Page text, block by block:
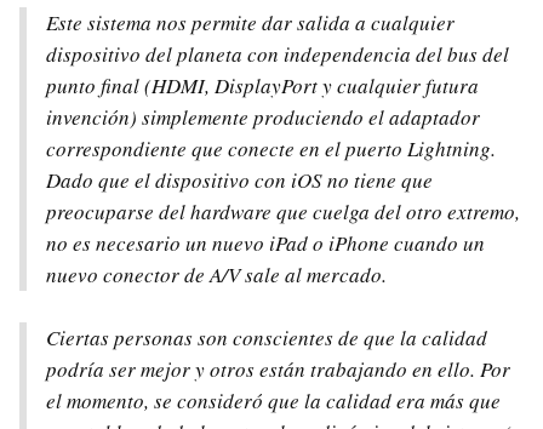
Este sistema nos permite dar salida a cualquier
dispositivo del planeta con independencia del bus del
punto final (HDMI, DisplayPort y cualquier futura
invención) simplemente produciendo el adaptador
correspondiente que conecte en el puerto Lightning.
Dado que el dispositivo con iOS no tiene que
preocuparse del hardware que cuelga del otro extremo,
no es necesario un nuevo iPad o iPhone cuando un
nuevo conector de A/V sale al mercado.
Ciertas personas son conscientes de que la calidad
podría ser mejor y otros están trabajando en ello. Por
el momento, se consideró que la calidad era más que